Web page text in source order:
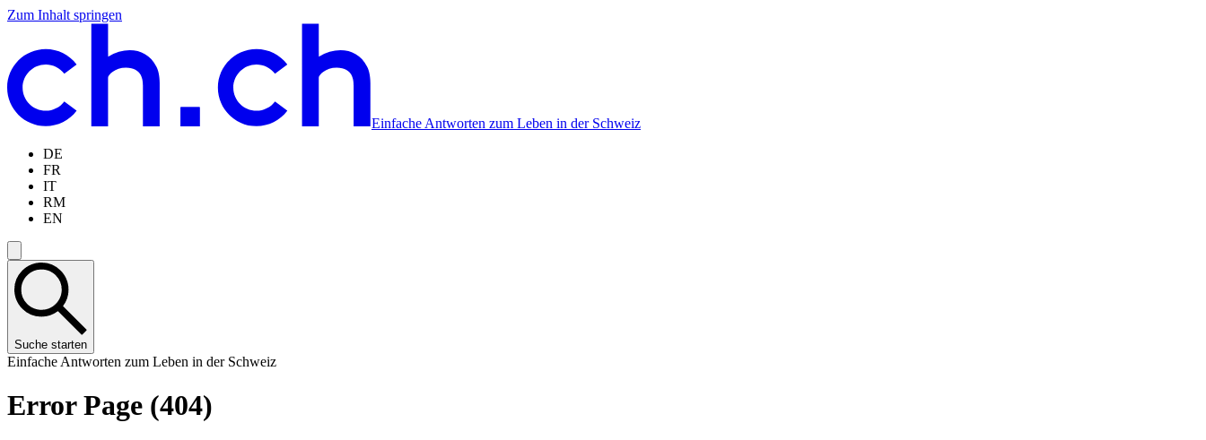
Zum Inhalt springen
Zum
springen
Zur
springen
Zur
springen
Zur
springen
Einfache Antworten zum Leben in der Schweiz
DE
FR
IT
RM
EN
Suche starten
Einfache Antworten zum Leben in der Schweiz
Error Page (404)